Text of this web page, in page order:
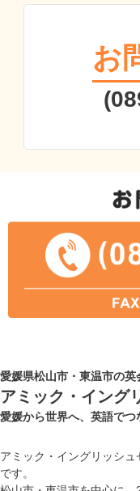
お
愛媛県松山市・東温市の英
アミック・イング
愛媛から世界へ、英語でつ
アミック・イングリッシ
です。